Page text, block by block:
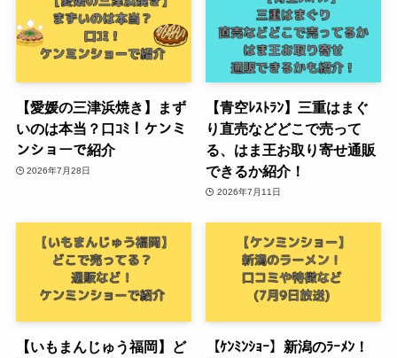
【愛媛の三津浜焼き】まず
いのは本当？口ｺﾐ！ケンミ
ンショーで紹介
2026年7月28日
【青空ﾚｽﾄﾗﾝ】三重はまぐ
り直売などどこで売って
る、はま王お取り寄せ通販
できるか紹介！
2026年7月11日
【いもまんじゅう福岡】ど
【ｹﾝﾐﾝｼｮｰ】新潟のﾗｰﾒﾝ！